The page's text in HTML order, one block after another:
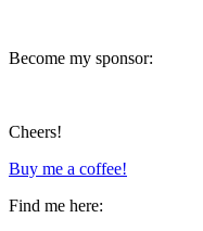
Become my sponsor:
Cheers!
Buy me a coffee!
Find me here: